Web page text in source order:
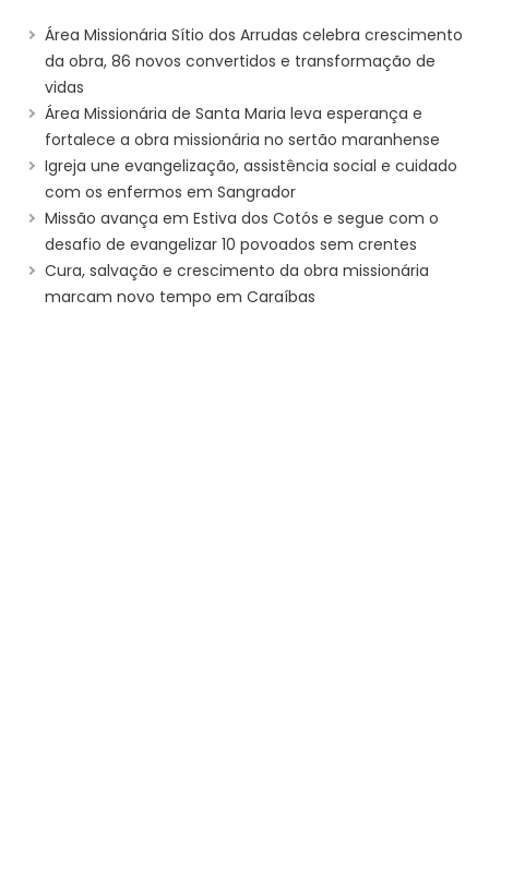
Área Missionária Sítio dos Arrudas celebra crescimento
da obra, 86 novos convertidos e transformação de
vidas
Área Missionária de Santa Maria leva esperança e
fortalece a obra missionária no sertão maranhense
Igreja une evangelização, assistência social e cuidado
com os enfermos em Sangrador
Missão avança em Estiva dos Cotós e segue com o
desafio de evangelizar 10 povoados sem crentes
Cura, salvação e crescimento da obra missionária
marcam novo tempo em Caraíbas